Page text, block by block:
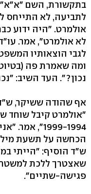
בתקשורת, השם "א"א"
לתביעה, לא התייחס
אולמרט. "היה ידוע
לא אולמרט", אמר.
לגבי הוצאותיו
ומה שאמרת פה
נכון?". העד השיב:
אף שהודה ששיקר,
1999-1994",
הכחשה על תשעת
ש"ד הוסיף: "הייתי
שאצטרך ללכת
פגישה-שתיים".